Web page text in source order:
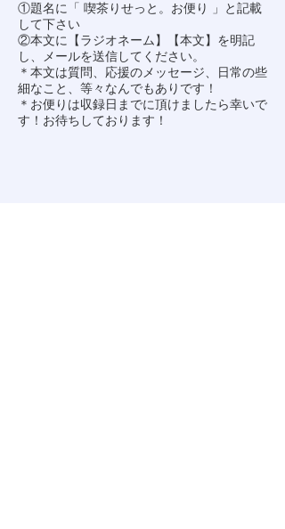
①題名に「 喫茶りせっと。お便り 」と記載
して下さい
②本文に【ラジオネーム】【本文】を明記
し、メールを送信してください。
＊本文は質問、応援のメッセージ、日常の些
細なこと、等々なんでもありです！
＊お便りは収録日までに頂けましたら幸いで
す！お待ちしております！